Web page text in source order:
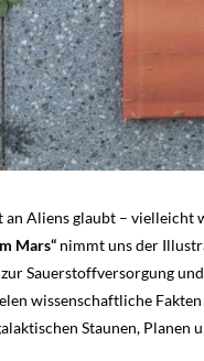
Aliens glaubt – vielleicht
Mars“ nimmt uns der
Sauerstoffversorgung
wissenschaftliche
Staunen, Planen